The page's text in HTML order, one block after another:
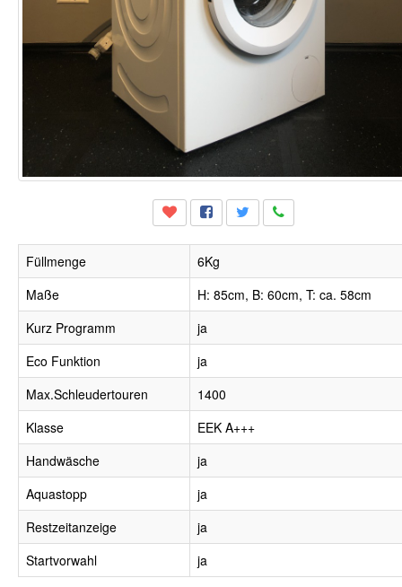
Füllmenge
6Kg
Maße
H: 85cm, B: 60cm, T: ca. 58cm
Kurz Programm
ja
Eco Funktion
ja
Max.Schleudertouren
1400
Klasse
EEK A+++
Handwäsche
ja
Aquastopp
ja
Restzeitanzeige
ja
Startvorwahl
ja